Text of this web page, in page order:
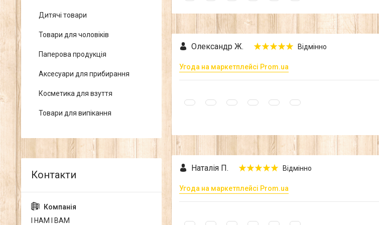
Олександр Ж. Відмінно
Угода на маркетплейсі Prom.ua
Наталія П. Відмінно
Угода на маркетплейсі Prom.ua
Дитячі товари
Товари для чоловіків
Паперова продукція
Аксесуари для прибирання
Косметика для взуття
Товари для випікання
І НАМ І ВАМ